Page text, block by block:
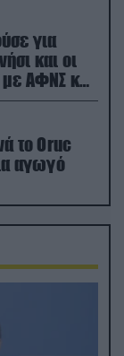
για
και οι
ΑΦΝΣ και
το Oruc
αγωγό